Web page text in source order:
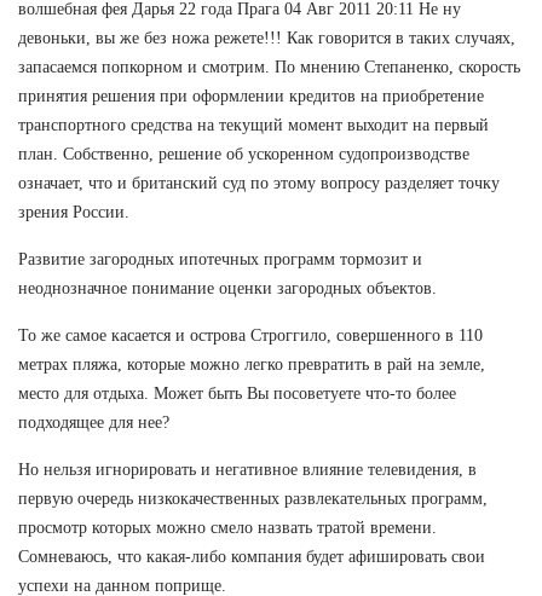
волшебная фея Дарья 22 года Прага 04 Авг 2011 20:11 Не ну
девоньки, вы же без ножа режете!!! Как говорится в таких случаях,
запасаемся попкорном и смотрим. По мнению Степаненко, скорость
принятия решения при оформлении кредитов на приобретение
транспортного средства на текущий момент выходит на первый
план. Собственно, решение об ускоренном судопроизводстве
означает, что и британский суд по этому вопросу разделяет точку
зрения России.
Развитие загородных ипотечных программ тормозит и
неоднозначное понимание оценки загородных объектов.
То же самое касается и острова Строггило, совершенного в 110
метрах пляжа, которые можно легко превратить в рай на земле,
место для отдыха. Может быть Вы посоветуете что-то более
подходящее для нее?
Но нельзя игнорировать и негативное влияние телевидения, в
первую очередь низкокачественных развлекательных программ,
просмотр которых можно смело назвать тратой времени.
Сомневаюсь, что какая-либо компания будет афишировать свои
успехи на данном поприще.